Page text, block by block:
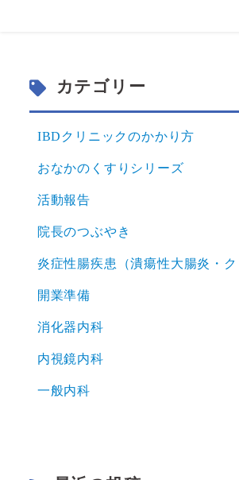
カテゴリー
IBDクリニックのかかり方
おなかのくすりシリーズ
活動報告
院長のつぶやき
炎症性腸疾患（潰瘍性大腸炎・ク
開業準備
消化器内科
内視鏡内科
一般内科